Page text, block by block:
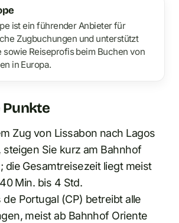
ist ein führender Anbieter für
Zugbuchungen und unterstützt
sowie Reiseprofis beim Buchen von
in Europa.
Zug von Lissabon nach Lagos
steigen Sie kurz am Bahnhof
die Gesamtreisezeit liegt meist
Min. bis 4 Std.
de Portugal (CP) betreibt alle
meist ab Bahnhof Oriente